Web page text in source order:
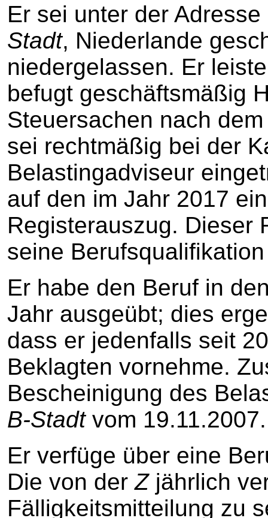
Er sei unter der
Stadt, Niederlande
niedergelassen. Er
befugt geschäftsmäßig
Steuersachen nach
sei rechtmäßig bei der
Belastingadviseur
auf den im Jahr 2017
Registerauszug. Dieser
seine Berufsqualifikation
Er habe den Beruf in
Jahr ausgeübt; dies
dass er jedenfalls seit
Beklagten vornehme.
Bescheinigung des
B-Stadtvom 19.11.2007.
Er verfüge über eine
Die von derZjährlich
Fälligkeitsmitteilung zu